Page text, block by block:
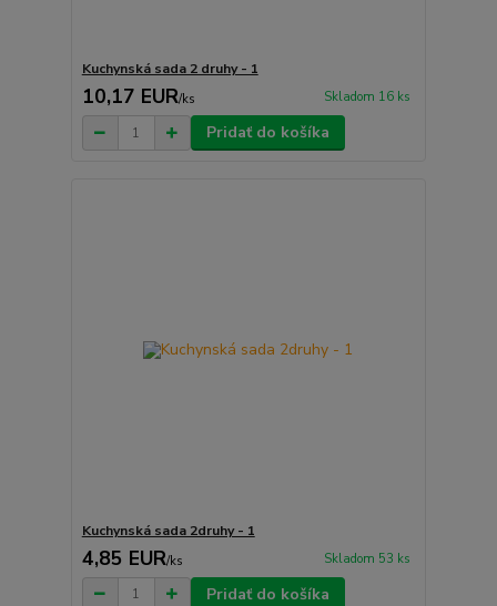
Kuchynská sada 2 druhy - 1
10,17 EUR/ks Skladom 16 ks
Pridať do košíka
Kuchynská sada 2druhy - 1
4,85 EUR/ks Skladom 53 ks
Pridať do košíka